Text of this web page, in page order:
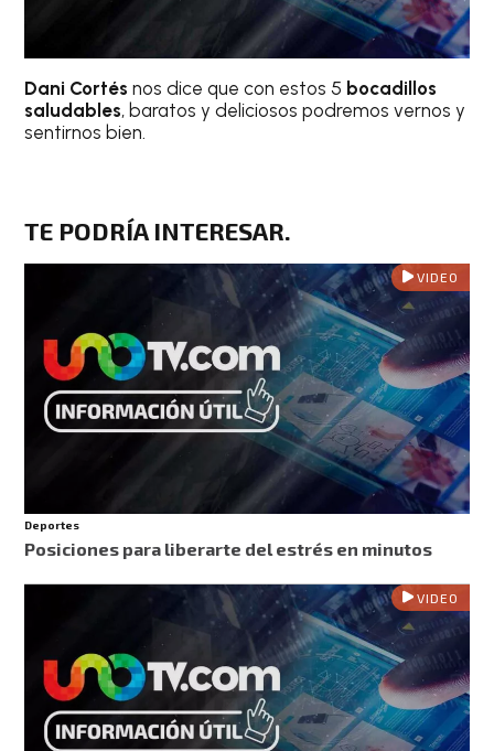
Dani Cortés nos dice que con estos 5 bocadillos
saludables, baratos y deliciosos podremos vernos y
sentirnos bien.
TE PODRÍA INTERESAR.
VIDEO
Deportes
Posiciones para liberarte del estrés en minutos
VIDEO